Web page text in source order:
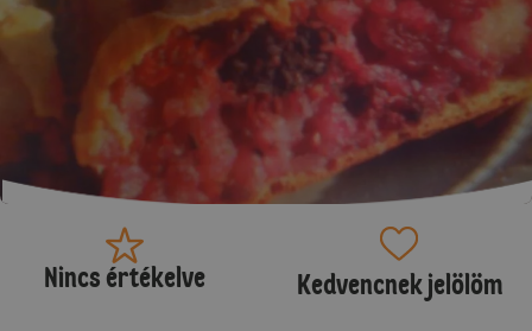
Nincs értékelve Kedvencnek jelölöm